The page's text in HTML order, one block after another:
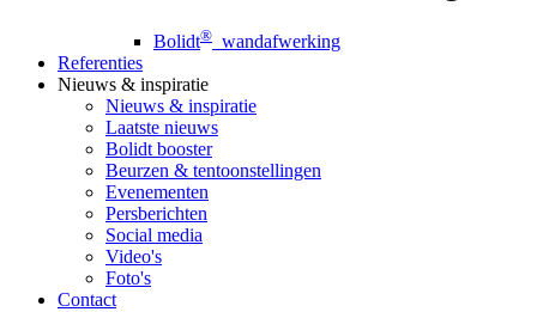
Bolidt® wandafwerking
Referenties
Nieuws & inspiratie
Nieuws & inspiratie
Laatste nieuws
Bolidt booster
Beurzen & tentoonstellingen
Evenementen
Persberichten
Social media
Video's
Foto's
Contact